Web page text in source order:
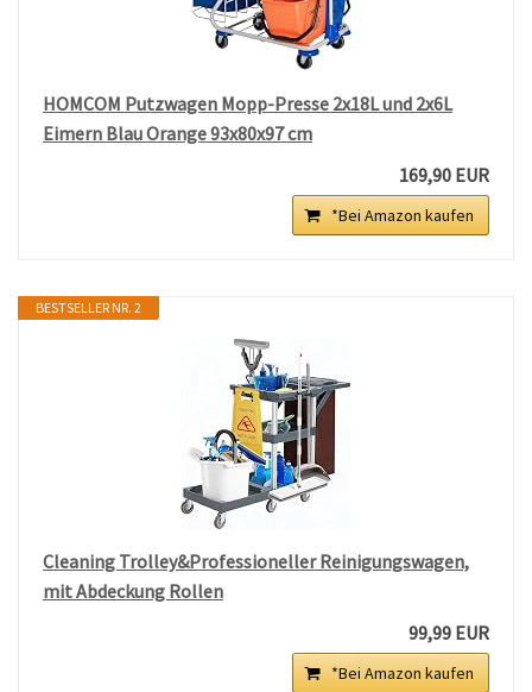
HOMCOM Putzwagen Mopp-Presse 2x18L und 2x6L
Eimern Blau Orange 93x80x97 cm
169,90 EUR
*Bei Amazon kaufen
BESTSELLER NR. 2
Cleaning Trolley&Professioneller Reinigungswagen,
mit Abdeckung Rollen
99,99 EUR
*Bei Amazon kaufen